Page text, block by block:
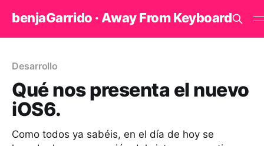
benjaGarrido · Away From Keyboard
Desarrollo
Qué nos presenta el nuevo
iOS6.
Como todos ya sabéis, en el día de hoy se